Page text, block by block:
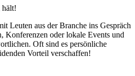
hält!
Leuten aus der Branche ins Gespräch
Konferenzen oder lokale Events und
Oft sind es persönliche
Vorteil verschaffen!